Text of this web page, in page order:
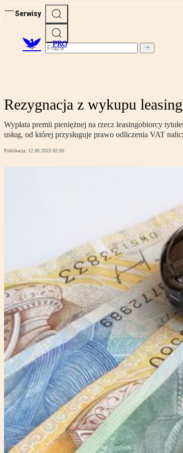
Serwisy
PRO
Rezygnacja z wykupu
Wypłata premii pieniężnej na rzecz leasingobiorcy
usług, od której przysługuje prawo odliczenia VAT
Publikacja: 12.06.2023 02:00